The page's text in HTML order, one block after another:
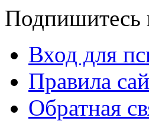
Подпишитесь
Вход для
Правила
Обратная